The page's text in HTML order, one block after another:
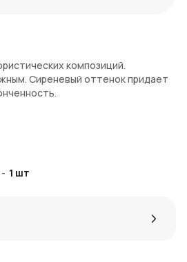
композиций.
Сиреневый оттенок придает
Доставка осуществляется по
- 1 шт